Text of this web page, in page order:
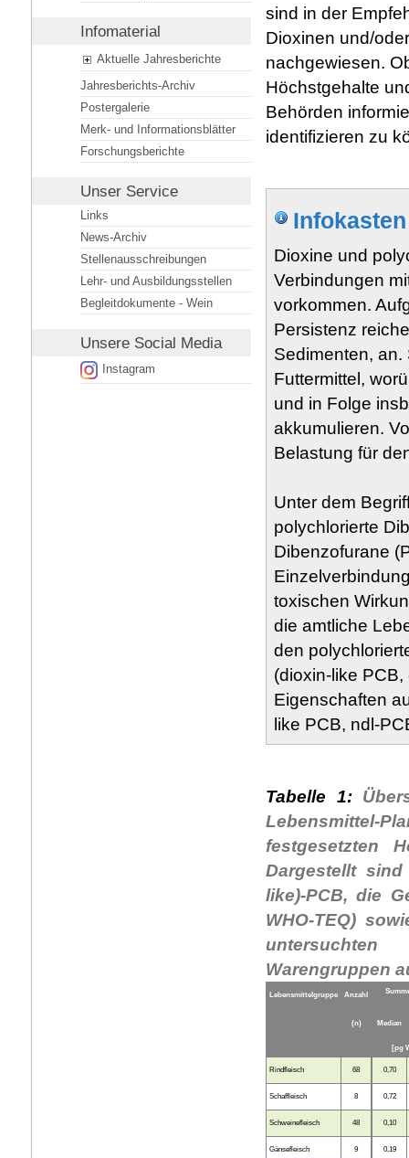
Infomaterial
Aktuelle Jahresberichte
Jahresberichts-Archiv
Postergalerie
Merk- und Informationsblätter
Forschungsberichte
Unser Service
Links
News-Archiv
Stellenausschreibungen
Lehr- und Ausbildungsstellen
Begleitdokumente - Wein
Unsere Social Media
Instagram
sind in der
Dioxinen und/
nachgewiesen.
Höchstgehalte
Behörden
identifizieren zu
Infokasten
Dioxine und
Verbindungen
vorkommen.
Persistenz
Sedimenten,
Futtermittel,
und in Folge
akkumulieren.
Belastung für
Unter dem
polychlorierte
Dibenzofurane
toxischen
die amtliche
den
(dioxin-like
Eigenschaften
like PCB, ndl-
Tabelle 1:
Lebensmittel-
festgesetzten
Dargestellt
like)-PCB, die
WHO-TEQ)
Warengruppen
Lebensmittelgruppe Anzahl
(n) Median
[pg
Rindfleisch 68 0,70
Schaffleisch 8 0,72
Schweinefleisch 48 0,10
Gänsefleisch 9 0,19